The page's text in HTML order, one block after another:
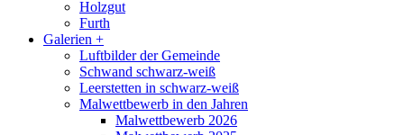
Holzgut
Furth
Galerien +
Luftbilder der Gemeinde
Schwand schwarz-weiß
Leerstetten in schwarz-weiß
Malwettbewerb in den Jahren
Malwettbewerb 2026